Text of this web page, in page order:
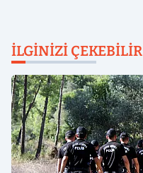
İLGINIZI ÇEKEBILIR